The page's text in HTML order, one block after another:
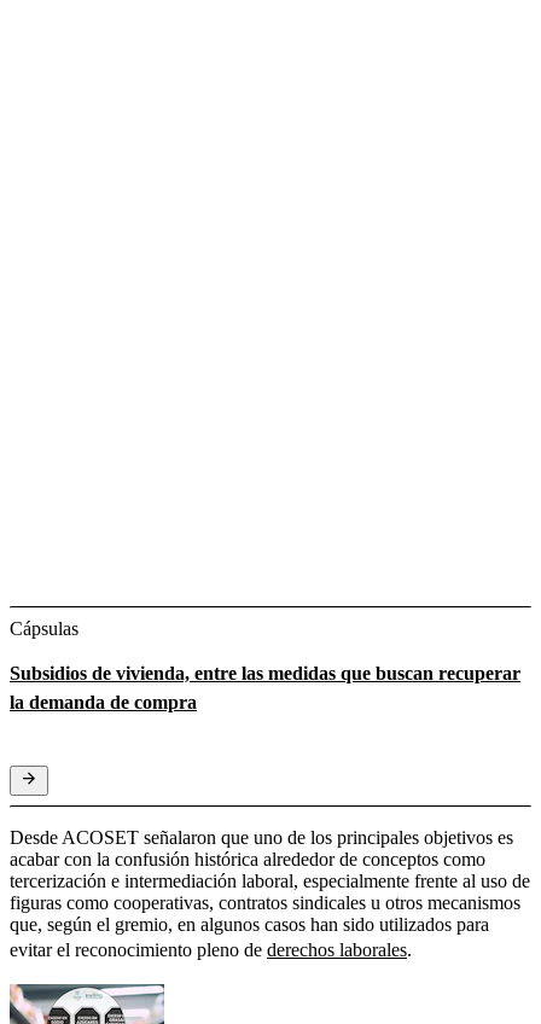
Cápsulas
Subsidios de vivienda, entre las medidas que buscan recuperar
la demanda de compra
Desde ACOSET señalaron que uno de los principales objetivos es
acabar con la confusión histórica alrededor de conceptos como
tercerización e intermediación laboral, especialmente frente al uso de
figuras como cooperativas, contratos sindicales u otros mecanismos
que, según el gremio, en algunos casos han sido utilizados para
evitar el reconocimiento pleno de derechos laborales.